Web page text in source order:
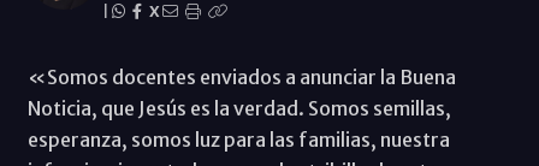
X
«Somos docentes enviados a anunciar la Buena
Noticia, que Jesús es la verdad. Somos semillas,
esperanza, somos luz para las familias, nuestra